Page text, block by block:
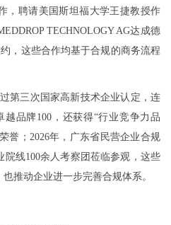
，聘请美国斯坦福大学王捷教授作
TECHNOLOGY AG达成德
，这些合作均基于合规的商务流程
第三次国家高新技术企业认定，连
品牌100，还获得“行业竞争力品
誉；2026年，广东省民营企业合规
线100余人考察团莅临参观，这些
推动企业进一步完善合规体系。